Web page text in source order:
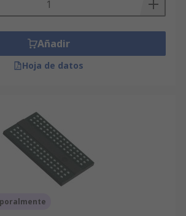
y salir de los sistemas. Esto
y, a continuación, transferir
proceso realizado al ordenador
utiliza. Los valores de MHz
enviar y recibir
Añadir
Hoja de datos